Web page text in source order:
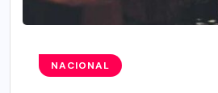
NACIONAL